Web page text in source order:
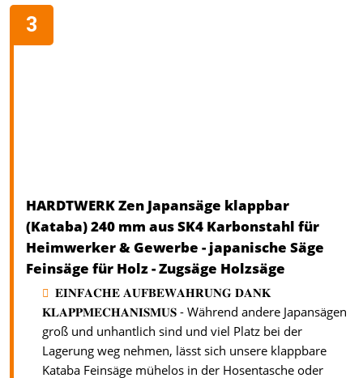
HARDTWERK Zen Japansäge klappbar
(Kataba) 240 mm aus SK4 Karbonstahl für
Heimwerker & Gewerbe - japanische Säge
Feinsäge für Holz - Zugsäge Holzsäge
𝐄𝐈𝐍𝐅𝐀𝐂𝐇𝐄 𝐀𝐔𝐅𝐁𝐄𝐖𝐀𝐇𝐑𝐔𝐍𝐆 𝐃𝐀𝐍𝐊
𝐊𝐋𝐀𝐏𝐏𝐌𝐄𝐂𝐇𝐀𝐍𝐈𝐒𝐌𝐔𝐒 - Während andere Japansägen
groß und unhantlich sind und viel Platz bei der
Lagerung weg nehmen, lässt sich unsere klappbare
Kataba Feinsäge mühelos in der Hosentasche oder